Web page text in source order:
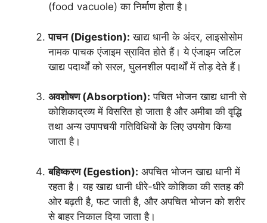
(food vacuole) का निर्माण होता है।
पाचन (Digestion): खाद्य धानी के अंदर, लाइसोसोम
नामक पाचक एंजाइम स्रावित होते हैं। ये एंजाइम जटिल
खाद्य पदार्थों को सरल, घुलनशील पदार्थों में तोड़ देते हैं।
अवशोषण (Absorption): पचित भोजन खाद्य धानी से
कोशिकाद्रव्य में विसरित हो जाता है और अमीबा की वृद्धि
तथा अन्य उपापचयी गतिविधियों के लिए उपयोग किया
जाता है।
बहिष्करण (Egestion): अपचित भोजन खाद्य धानी में
रहता है। यह खाद्य धानी धीरे-धीरे कोशिका की सतह की
ओर बढ़ती है, फट जाती है, और अपचित भोजन को शरीर
से बाहर निकाल दिया जाता है।